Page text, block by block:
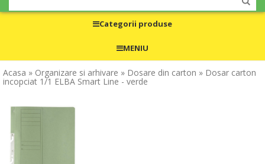
Categorii produse
MENIU
Acasa » Organizare si arhivare » Dosare din carton » Dosar carton
incopciat 1/1 ELBA Smart Line - verde